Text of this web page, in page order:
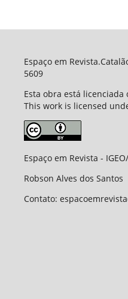
Espaço em
5609
Esta obra está licenciada
This work is licensed
Espaço em Revista -
Robson Alves dos Santos
Contato: